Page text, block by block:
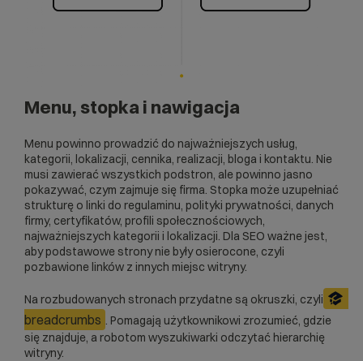
Menu, stopka i nawigacja
Menu powinno prowadzić do najważniejszych usług,
kategorii, lokalizacji, cennika, realizacji, bloga i kontaktu. Nie
musi zawierać wszystkich podstron, ale powinno jasno
pokazywać, czym zajmuje się firma. Stopka może uzupełniać
strukturę o linki do regulaminu, polityki prywatności, danych
firmy, certyfikatów, profili społecznościowych,
najważniejszych kategorii i lokalizacji. Dla SEO ważne jest,
aby podstawowe strony nie były osierocone, czyli
pozbawione linków z innych miejsc witryny.
Na rozbudowanych stronach przydatne są okruszki, czyli
breadcrumbs . Pomagają użytkownikowi zrozumieć, gdzie
się znajduje, a robotom wyszukiwarki odczytać hierarchię
witryny.